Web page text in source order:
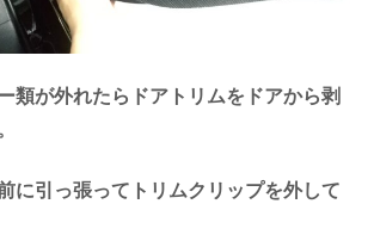
類が外れたらドアトリムをドアから剥
に引っ張ってトリムクリップを外して